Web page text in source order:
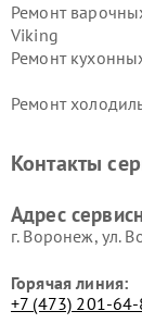
Ремонт
Viking
Ремонт
Ремонт
Контакты
Адрес
г. Воронеж, ул.
Горячая линия:
+7 (473) 201-